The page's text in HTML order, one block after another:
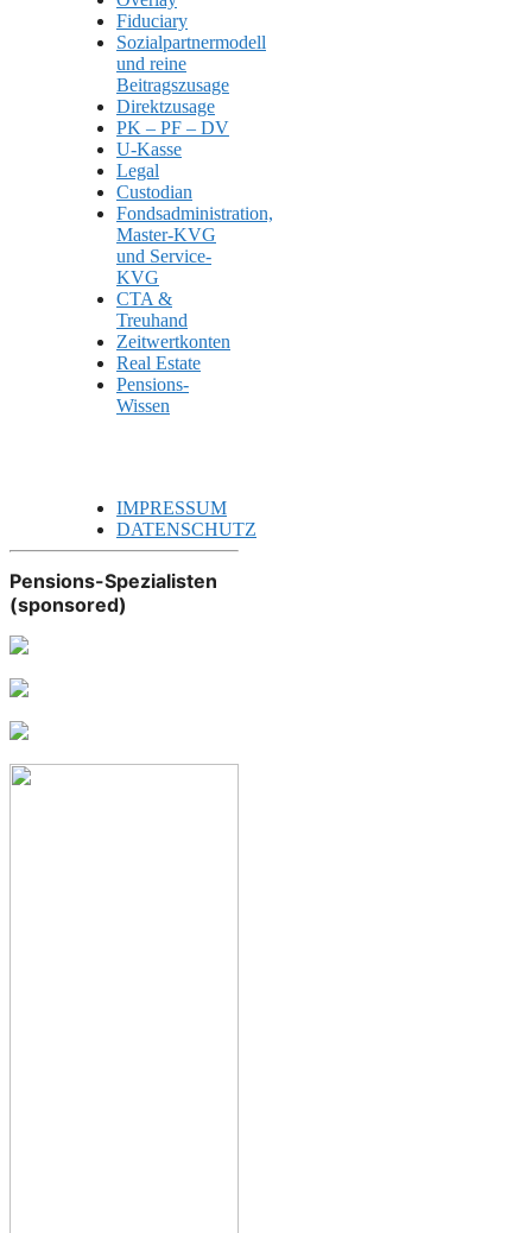
Fiduciary
Sozialpartnermodell
und reine
Beitragszusage
Direktzusage
PK – PF – DV
U-Kasse
Legal
Custodian
Fondsadministration,
Master-KVG
und Service-
KVG
CTA &
Treuhand
Zeitwertkonten
Real Estate
Pensions-
Wissen
IMPRESSUM
DATENSCHUTZ
Pensions-Spezialisten
(sponsored)